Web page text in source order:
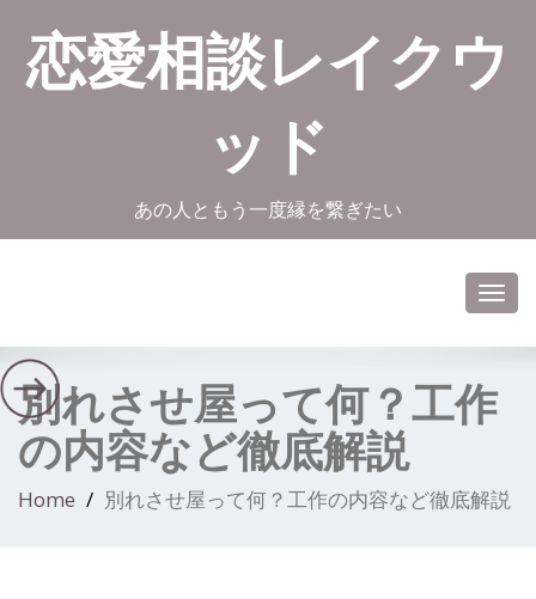
恋愛相談レイクウ
ッド
あの人ともう一度縁を繋ぎたい
別れさせ屋って何？工作
の内容など徹底解説
Home 別れさせ屋って何？工作の内容など徹底解説